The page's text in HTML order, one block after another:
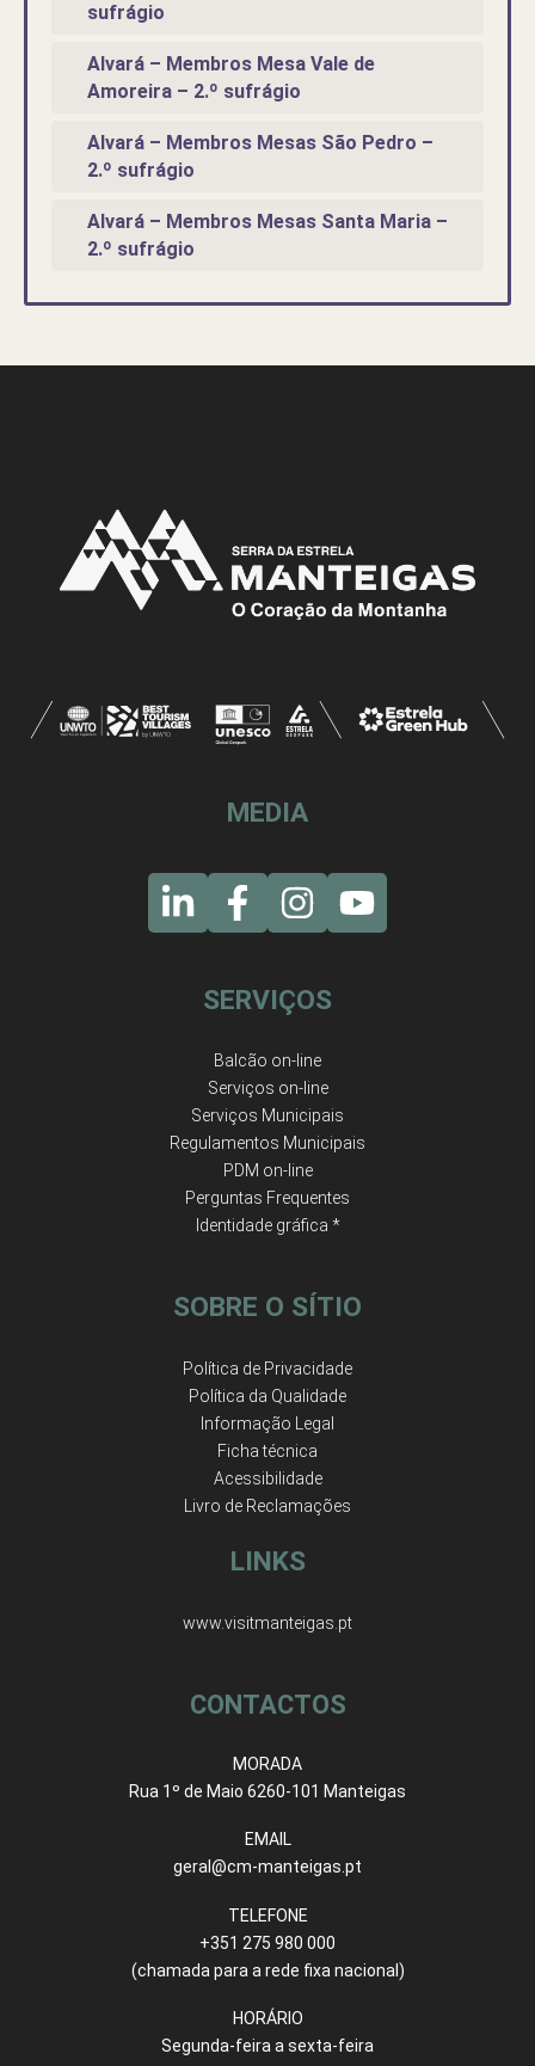
sufrágio
Alvará – Membros Mesa Vale de
Amoreira – 2.º sufrágio
Alvará – Membros Mesas São Pedro –
2.º sufrágio
Alvará – Membros Mesas Santa Maria –
2.º sufrágio
MEDIA
SERVIÇOS
Balcão on-line
Serviços on-line
Serviços Municipais
Regulamentos Municipais
PDM on-line
Perguntas Frequentes
Identidade gráfica *
SOBRE O SÍTIO
Política de Privacidade
Política da Qualidade
Informação Legal
Ficha técnica
Acessibilidade
Livro de Reclamações
LINKS
www.visitmanteigas.pt
CONTACTOS
MORADA
Rua 1º de Maio 6260-101 Manteigas
EMAIL
geral@cm-manteigas.pt
TELEFONE
+351 275 980 000
(chamada para a rede fixa nacional)
HORÁRIO
Segunda-feira a sexta-feira